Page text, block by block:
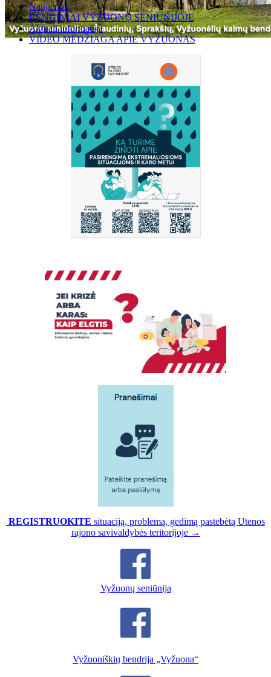
Naujienos
RENGINIAI VYŽUONŲ SENIŪNIJOJE
Aktuali informacija
VIDEO MEDŽIAGA APIE VYŽUONAS
REGISTRUOKITE situaciją, problemą, gedimą pastebėtą Utenos
rajono savivaldybės teritorijoje →
Vyžuonų seniūnija
Vyžuoniškių bendrija „Vyžuona“